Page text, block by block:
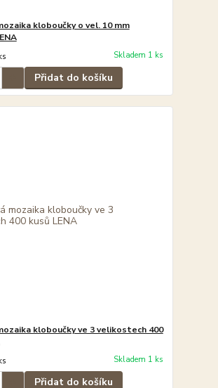
kloboučky o vel. 10 mm
Skladem 1 ks
Přidat do košíku
kloboučky ve 3 velikostech 400
Skladem 1 ks
Přidat do košíku